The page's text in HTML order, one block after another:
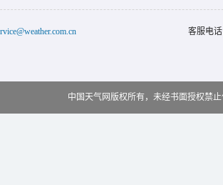
客服电
中国天气网版权所有，未经书面授权